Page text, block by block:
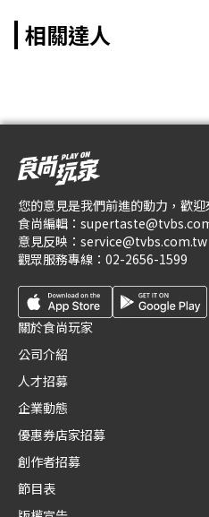
相關達人
您的意見是我們前進的動力，歡
食尚編輯：
意見反映： service@tvbs.com.tw
觀眾服務專線： 02-2656-1599
關於食尚玩家
公司介紹
人才招募
企業動態
優惠券店家招募
創作者招募
節目表